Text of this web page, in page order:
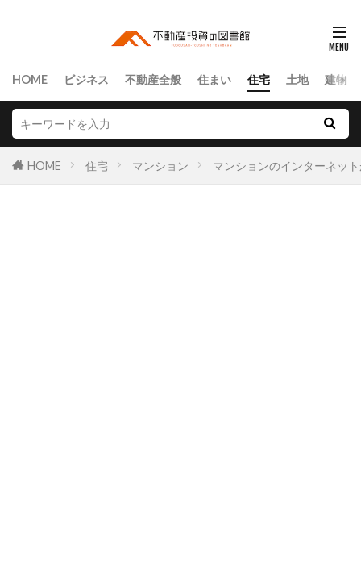
HOME ビジネス 不動産全般 住まい 住宅 土地 建物
HOME 住宅 マンション マンションのインターネッ